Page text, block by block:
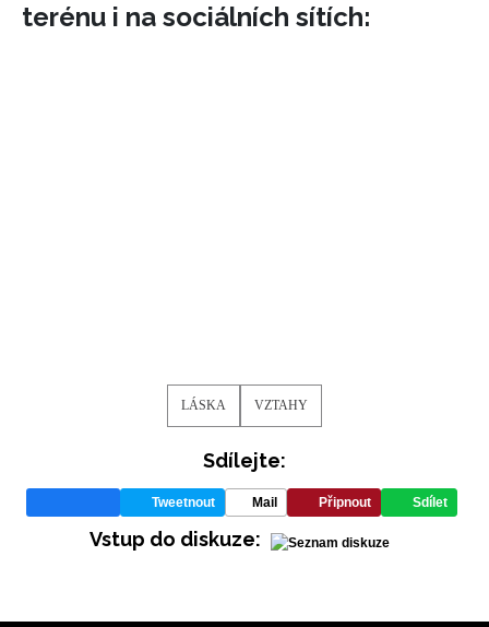
terénu i na sociálních sítích:
LÁSKA VZTAHY
Sdílejte:
Tweetnout Mail Připnout Sdílet
Vstup do diskuze: